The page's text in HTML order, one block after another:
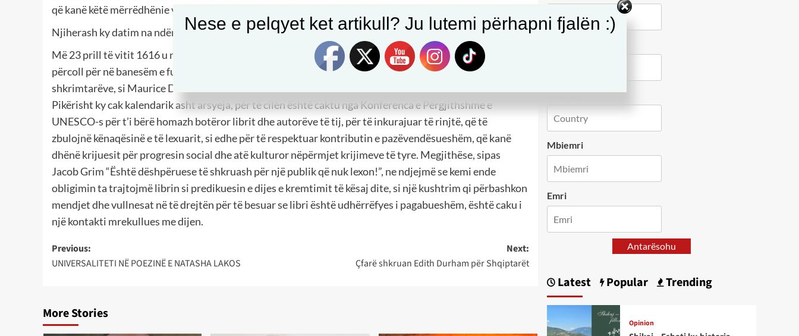
që kanë këtë mërrëdhënie vullnetmirë.
Njiherash ky datim na ndërmend edhe kujtesën për disa prej figurave të rëndësishme të tekstshkrimit.
Më 23 prill të vitit 1616 u nda nga kjo botë, Shekspiri dhe Garcilaso de la Vega, i mbiquajtur Inca dhe u
përcoll për në banesëm e fundit Servantesi. Po këtë datë, më 23 prilli shënon lindje-vdekjet e
shkrimtarëve, si Maurice Druon, K.Laxness, Vladimir Nabokov, Joseph Pla dhe Manuel Mejia Vallejo.
Pikërisht ky cak kalendarik asht arsyeja, për të cilën është caktu nga Konferenca e Përgjithshme e
UNESCO-s për t’i bërë homazh botëror librit dhe autorëve të tij, për të inkurajuar të rinjtë, që të
zbulojnë kënaqësinë e të lexuarit, si edhe për të respektuar kontributin e pazëvendësueshëm, që kanë
dhënë krijuesit për progresin social dhe atë kulturor nëpërmjet krijimeve të tyre. Megjithëse, sipas
Jacob Grim “Është dëshpëruese të shkruash për një publik që nuk lexon!”, ne ndjejmë se kemi ende
obligimin ta trajtojmë librin si predikuesin e dijes e kremtimit të kësaj dite, si një kushtrim qi përbashkon
mendjet dhe vullnesat në të drejtën për të besuar se libri është udhërrëfyes i pagabueshëm, është caku i
një kontakti mrekullues me dijen.
Post
navigation
Previous:
UNIVERSALITETI NË POEZINË E NATASHA LAKOS
Next:
Çfarë shkruan Edith Durham për Shqiptarët
More Stories
Country
Mbiemri
Emri
Antarësohu
Latest Popular Trending
Opinion
Nese e pelqyet ket artikull? Ju lutemi përhapni fjalën :)